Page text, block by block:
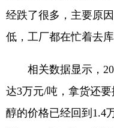
经跌了很多，主要原
低，工厂都在忙着去库
相关数据显示，
达3万元/吨，拿货还
醇的价格已经回到1.4